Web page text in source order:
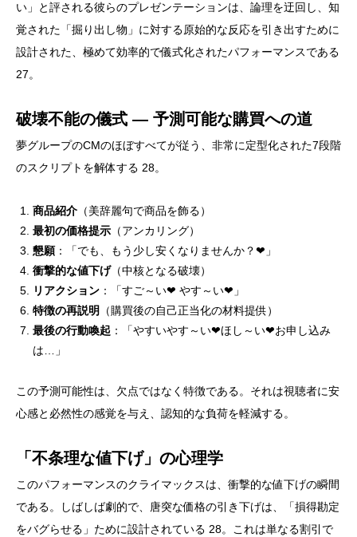
い」と評される彼らのプレゼンテーションは、論理を迂回し、知
覚された「掘り出し物」に対する原始的な反応を引き出すために
設計された、極めて効率的で儀式化されたパフォーマンスである
27。
破壊不能の儀式 ― 予測可能な購買への道
夢グループのCMのほぼすべてが従う、非常に定型化された7段階
のスクリプトを解体する 28。
商品紹介 （美辞麗句で商品を飾る）
最初の価格提示 （アンカリング）
懇願：「でも、もう少し安くなりませんか？❤」
衝撃的な値下げ（中核となる破壊）
リアクション ：「すご～い❤ やす～い❤」
特徴の再説明
（購買後の自己正当化の材料提供）
最後の行動喚起 ：「やすいやす～い❤ほし～い❤お申し込み
は…」
この予測可能性は、欠点ではなく特徴である。それは視聴者に安
心感と必然性の感覚を与え、認知的な負荷を軽減する。
「不条理な値下げ」の心理学
このパフォーマンスのクライマックスは、衝撃的な値下げの瞬間
である。しばしば劇的で、唐突な価格の引き下げは、「損得勘定
をバグらせる」ために設計されている 28。これは単なる割引で